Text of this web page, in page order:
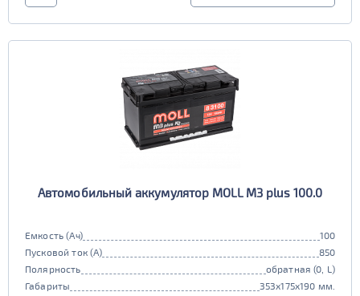
Автомобильный аккумулятор MOLL M3 plus 100.0
Емкость (Ач)
100
Пусковой ток (А)
850
Полярность
обратная (0, L)
Габариты
353x175x190 мм.